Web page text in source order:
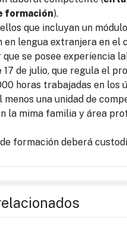
formación).
que incluyan un
en lengua extranjera en el
se posee experiencia
17 de julio, que regula el
horas trabajadas en los
menos una unidad de
la mima familia y área
formación deberá